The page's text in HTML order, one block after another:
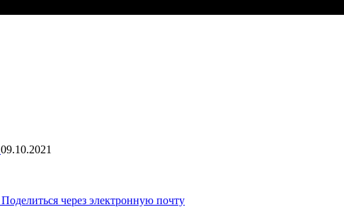
09.10.2021
Поделиться через электронную почту